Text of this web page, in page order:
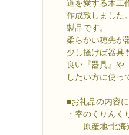
道を愛する木工
作成致しました
製品です。
柔らかい穂先が
少し掻けば器具
良い『器具』や
したい方に使っ
■お礼品の内容
・幸のくりんく
原産地:北海道